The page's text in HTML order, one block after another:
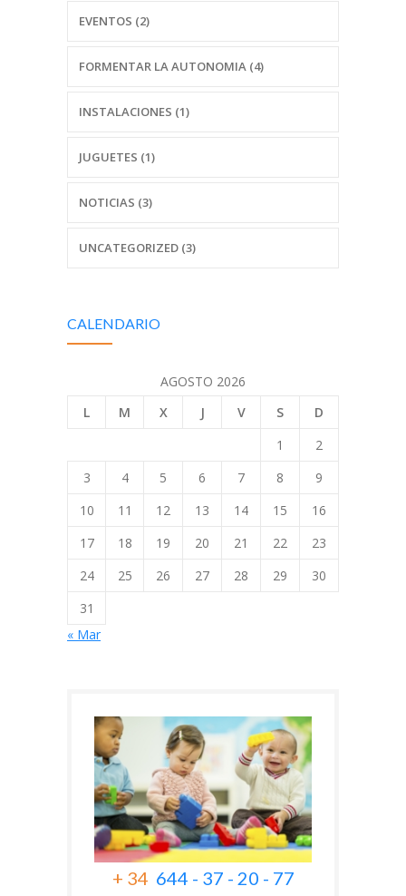
EVENTOS (2)
FORMENTAR LA AUTONOMIA (4)
INSTALACIONES (1)
JUGUETES (1)
NOTICIAS (3)
UNCATEGORIZED (3)
CALENDARIO
AGOSTO 2026
L
M X J V S
D
1
2
3
4 5 6 7 8
9
10
11 12 13 14 15
16
17
18 19 20 21 22
23
24
25 26 27 28 29
30
31
« Mar
+ 34 644 - 37 - 20 - 77